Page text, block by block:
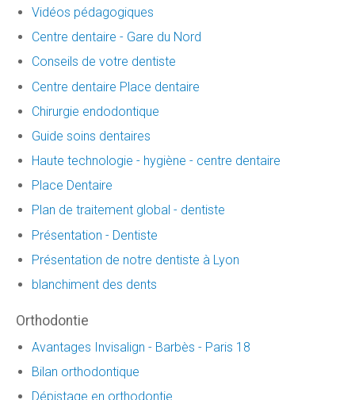
Vidéos pédagogiques
Centre dentaire - Gare du Nord
Conseils de votre dentiste
Centre dentaire Place dentaire
Chirurgie endodontique
Guide soins dentaires
Haute technologie - hygiène - centre dentaire
Place Dentaire
Plan de traitement global - dentiste
Présentation - Dentiste
Présentation de notre dentiste à Lyon
blanchiment des dents
Orthodontie
Avantages Invisalign - Barbès - Paris 18
Bilan orthodontique
Dépistage en orthodontie